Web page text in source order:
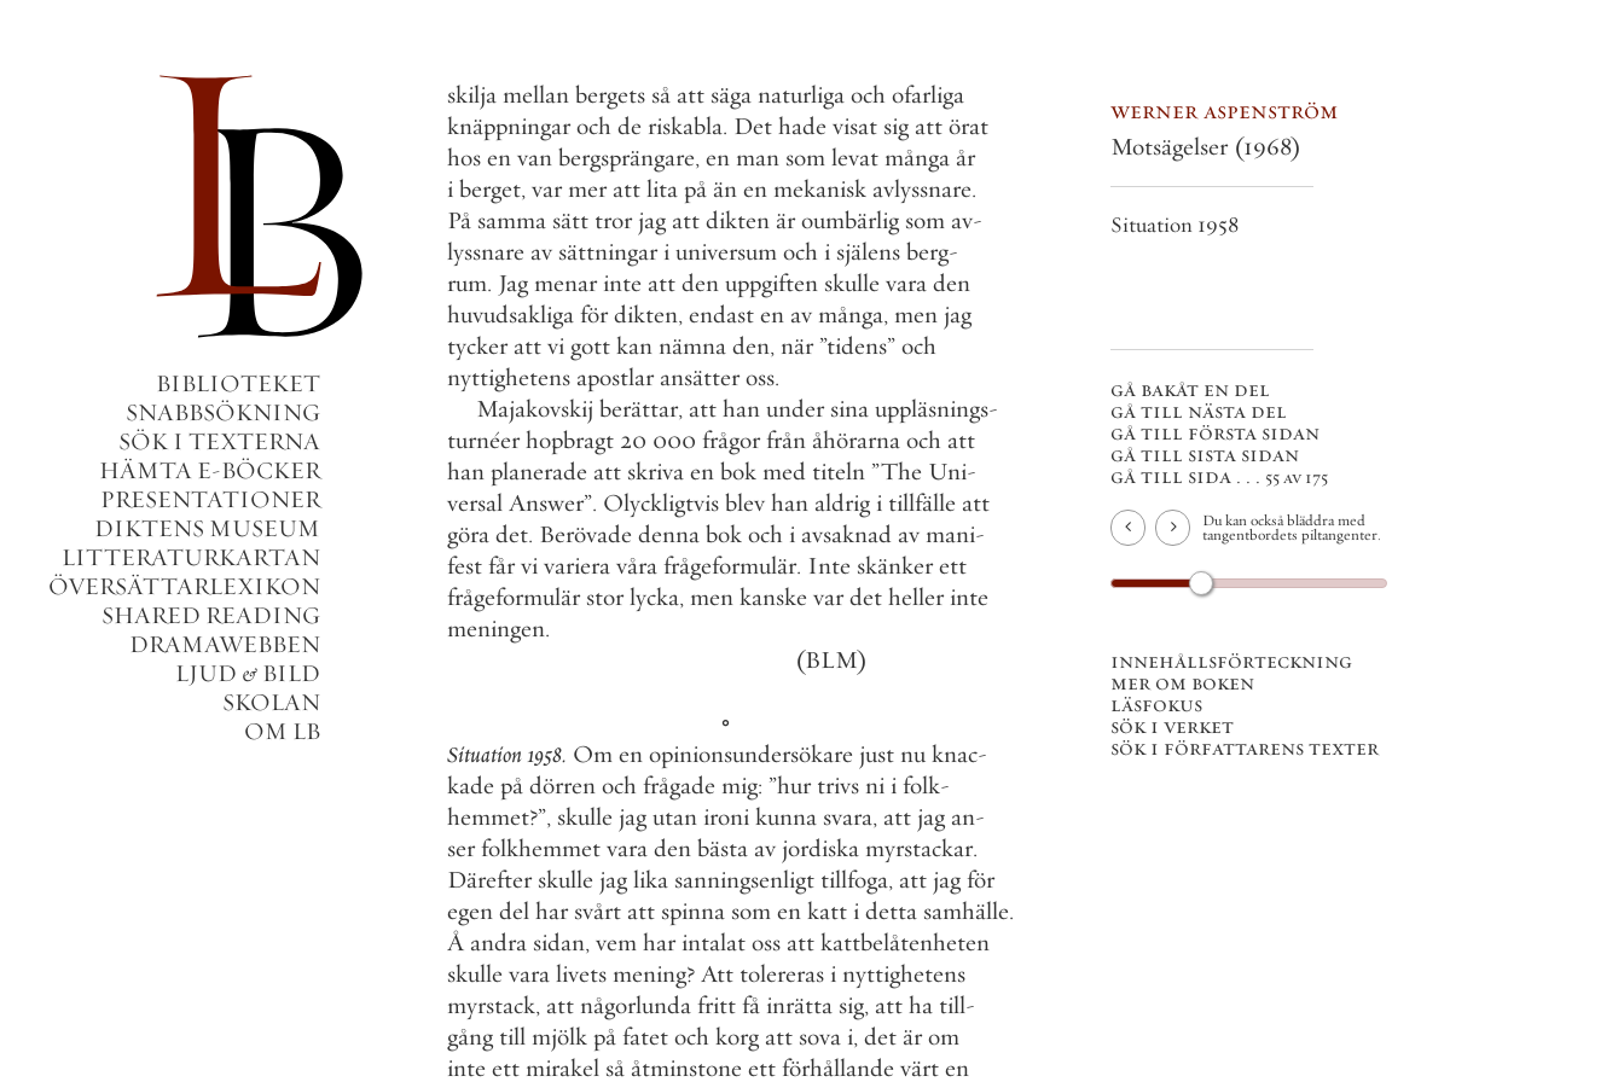
BIBLIOTEKET
SNABBSÖKNING
SÖK I TEXTERNA
HÄMTA E-BÖCKER
PRESENTATIONER
DIKTENS MUSEUM
LITTERATURKARTAN
ÖVERSÄTTARLEXIKON
SHARED READING
DRAMAWEBBEN
LJUD & BILD
SKOLAN
OM LB
skilja mellan bergets så att säga naturliga och ofarliga
knäppningar och de riskabla. Det hade visat sig att örat
hos en van bergsprängare, en man som levat många år
i berget, var mer att lita på än en mekanisk avlyssnare.
På samma sätt tror jag att dikten är oumbärlig som av-
lyssnare av sättningar i universum och i själens berg-
rum. Jag menar inte att den uppgiften skulle vara den
huvudsakliga för dikten, endast en av många, men jag
tycker att vi gott kan nämna den, när ”tidens” och
nyttighetens apostlar ansätter oss.
Majakovskij berättar, att han under sina uppläsnings-
turnéer hopbragt 20 000 frågor från åhörarna och att
han planerade att skriva en bok med titeln ”The Uni-
versal Answer”. Olyckligtvis blev han aldrig i tillfälle att
göra det. Berövade denna bok och i avsaknad av mani-
fest får vi variera våra frågeformulär. Inte skänker ett
frågeformulär stor lycka, men kanske var det heller inte
meningen.
(BLM)
◦
Situation1958. Om en opinionsundersökare just nu knac-
kade på dörren och frågade mig: ”hur trivs ni i folk-
hemmet?”, skulle jag utan ironi kunna svara, att jag an-
ser folkhemmet vara den bästa av jordiska myrstackar.
Därefter skulle jag lika sanningsenligt tillfoga, att jag för
egen del har svårt att spinna som en katt i detta samhälle.
Å andra sidan, vem har intalat oss att kattbelåtenheten
skulle vara livets mening? Att tolereras i nyttighetens
myrstack, att någorlunda fritt få inrätta sig, att ha till-
gång till mjölk på fatet och korg att sova i, det är om
inte ett mirakel så åtminstone ett förhållande värt en
werner aspenström
Motsägelser (1968)
Situation 1958
gå bakåt en del
gå till nästa del
gå till första sidan
gå till sista sidan
gå till sida . . . 55 av 175
Du kan också bläddra med
tangentbordets piltangenter.
innehållsförteckning
mer om boken
läsfokus
sök i verket
sök i författarens texter